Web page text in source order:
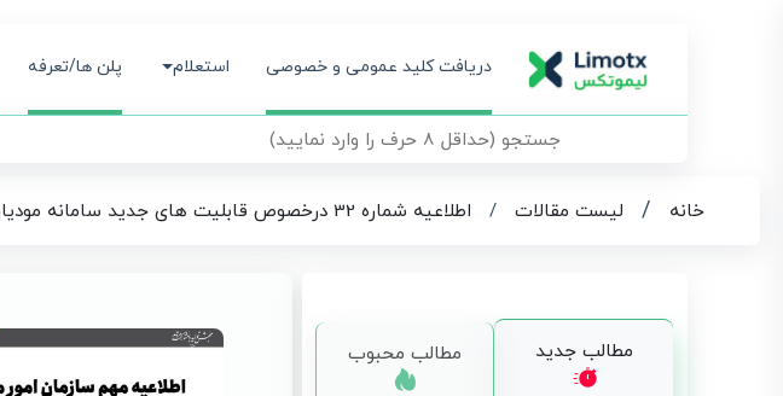
دریافت کلید عمومی و خصوصی استعلام پلن ها/تعرفه
خانه / لیست مقالات / اطلاعیه شماره 32 درخصوص قابلیت های جدید سامانه مودیان
مطالب محبوب مطالب جدید